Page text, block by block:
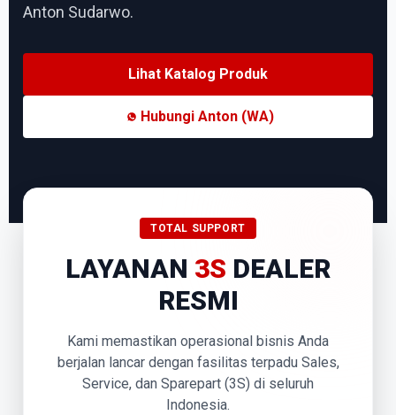
Anton Sudarwo.
Lihat Katalog Produk
Hubungi Anton (WA)
TOTAL SUPPORT
LAYANAN 3S DEALER
RESMI
Kami memastikan operasional bisnis Anda
berjalan lancar dengan fasilitas terpadu Sales,
Service, dan Sparepart (3S) di seluruh
Indonesia.